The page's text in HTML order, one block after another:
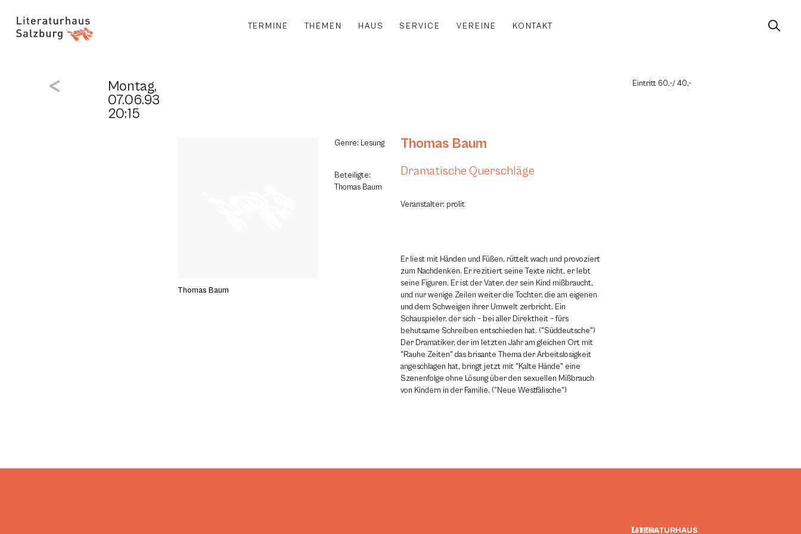
TERMINE THEMEN HAUS SERVICE VEREINE KONTAKT
Montag,
07.06.93
20:15
Eintritt 60,-/ 40,-
Thomas Baum
Genre: Lesung
Beteiligte:
Thomas Baum
Thomas Baum
Dramatische Querschläge
Veranstalter: prolit
Er liest mit Händen und Füßen, rüttelt wach und provoziert
zum Nachdenken. Er rezitiert seine Texte nicht, er lebt
seine Figuren. Er ist der Vater, der sein Kind mißbraucht,
und nur wenige Zeilen weiter die Tochter, die am eigenen
und dem Schweigen ihrer Umwelt zerbricht. Ein
Schauspieler, der sich – bei aller Direktheit – fürs
behutsame Schreiben entschieden hat. ("Süddeutsche")
Der Dramatiker, der im letzten Jahr am gleichen Ort mit
"Rauhe Zeiten" das brisante Thema der Arbeitslosigkeit
angeschlagen hat, bringt jetzt mit "Kalte Hände" eine
Szenenfolge ohne Lösung über den sexuellen Mißbrauch
von Kindern in der Familie. ("Neue Westfälische")
LITERATURHAUS
Telefon: